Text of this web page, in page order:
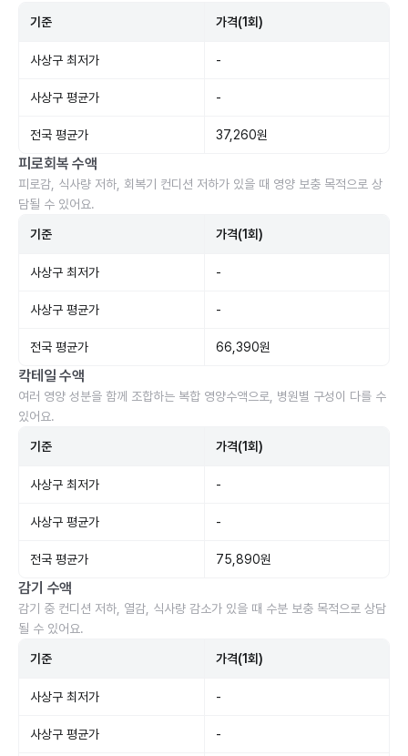
기준 가격(1회)
사상구 최저가 -
사상구 평균가 -
전국 평균가 37,260원
피로회복 수액
피로감, 식사량 저하, 회복기 컨디션 저하가 있을 때 영양 보충 목적으로 상
담될 수 있어요.
기준 가격(1회)
사상구 최저가 -
사상구 평균가 -
전국 평균가 66,390원
칵테일 수액
여러 영양 성분을 함께 조합하는 복합 영양수액으로, 병원별 구성이 다를 수
있어요.
기준 가격(1회)
사상구 최저가 -
사상구 평균가 -
전국 평균가 75,890원
감기 수액
감기 중 컨디션 저하, 열감, 식사량 감소가 있을 때 수분 보충 목적으로 상담
될 수 있어요.
기준 가격(1회)
사상구 최저가 -
사상구 평균가 -